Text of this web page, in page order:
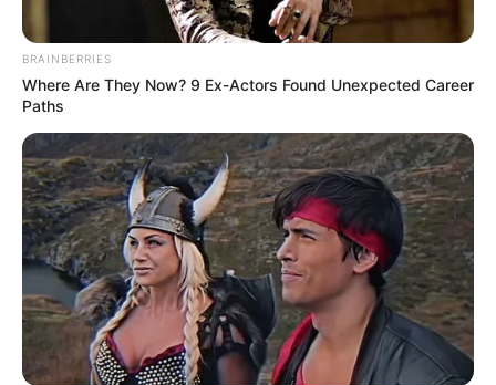
BRAINBERRIES
Where Are They Now? 9 Ex-Actors Found Unexpected Career
Paths